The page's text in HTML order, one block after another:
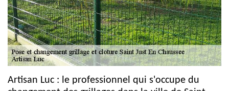
Artisan Luc : le professionnel qui s'occupe du